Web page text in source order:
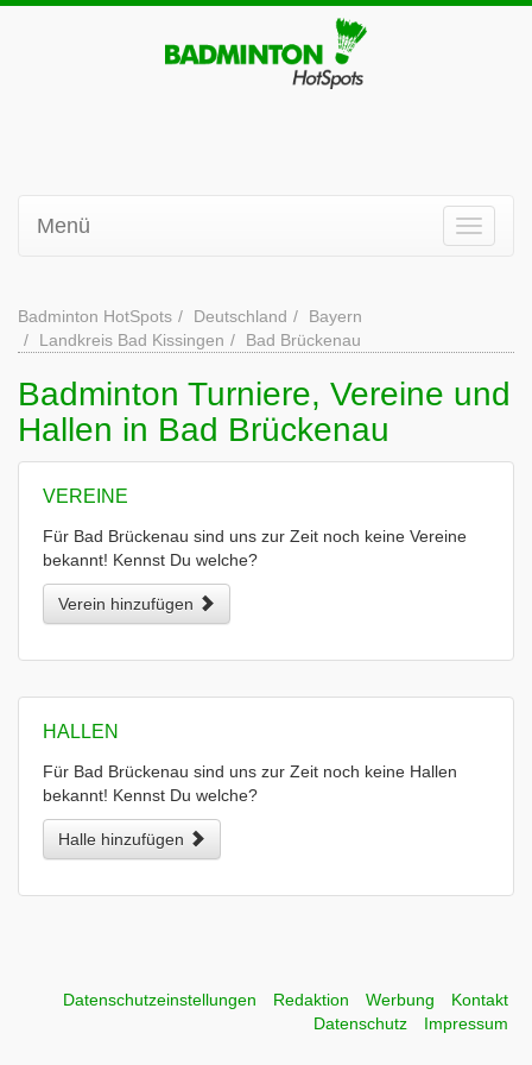
Menü
Badminton HotSpots Deutschland
Bayern
Landkreis Bad Kissingen
Bad Brückenau
Badminton Turniere, Vereine und
Hallen in Bad Brückenau
VEREINE
Für Bad Brückenau sind uns zur Zeit noch keine Vereine
bekannt! Kennst Du welche?
Verein hinzufügen
HALLEN
Für Bad Brückenau sind uns zur Zeit noch keine Hallen
bekannt! Kennst Du welche?
Halle hinzufügen
Datenschutzeinstellungen Redaktion Werbung
Kontakt
Datenschutz
Impressum